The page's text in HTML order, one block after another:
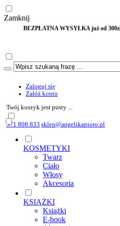
Zamknij
już od 300zł • 2 darmowe
Zaloguj się
Załóż konto
Twój koszyk jest pusty ...
571 808 833 sklep@angelikapioro.pl
KOSMETYKI
Twarz
Ciało
Włosy
Akcesoria
KSIĄŻKI
Książki
E-book